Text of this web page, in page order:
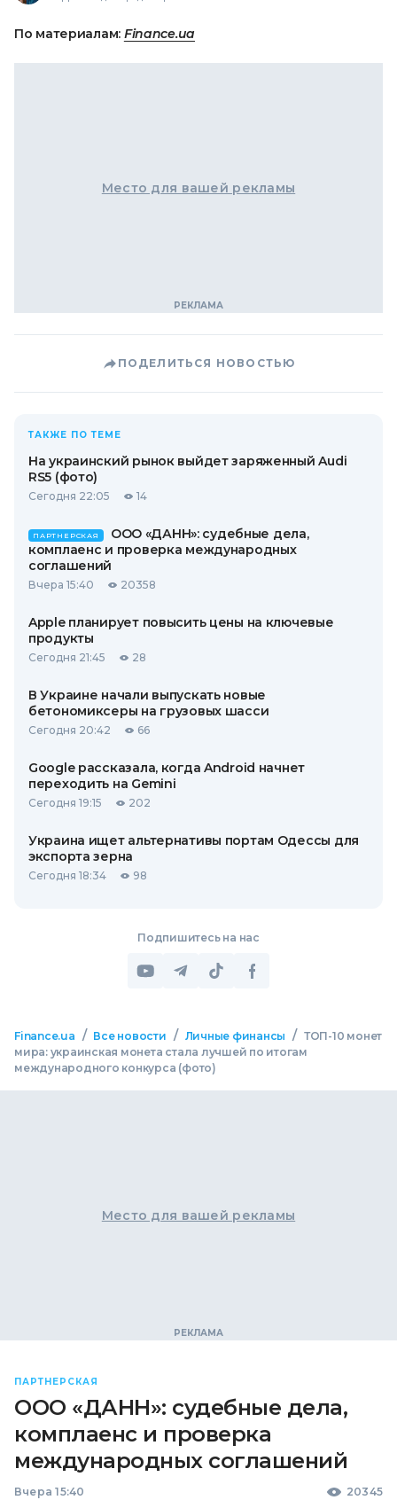
По материалам: Finance.ua
Место для вашей рекламы
ПОДЕЛИТЬСЯ НОВОСТЬЮ
ТАКЖЕ ПО ТЕМЕ
На украинский рынок выйдет заряженный Audi
RS5 (фото)
Сегодня 22:05 14
ПАРТНЕРСКАЯ
ООО «ДАНН»: судебные дела,
комплаенс и проверка международных
соглашений
Вчера 15:40 20358
Apple планирует повысить цены на ключевые
продукты
Сегодня 21:45 28
В Украине начали выпускать новые
бетономиксеры на грузовых шасси
Сегодня 20:42 66
Google рассказала, когда Android начнет
переходить на Gemini
Сегодня 19:15 202
Украина ищет альтернативы портам Одессы для
экспорта зерна
Сегодня 18:34 98
Подпишитесь на нас
Finance.ua / Все новости / Личные финансы / ТОП-10 монет
мира: украинская монета стала лучшей по итогам
международного конкурса (фото)
Место для вашей рекламы
ПАРТНЕРСКАЯ
ООО «ДАНН»: судебные дела,
комплаенс и проверка
международных соглашений
Вчера 15:40 20345